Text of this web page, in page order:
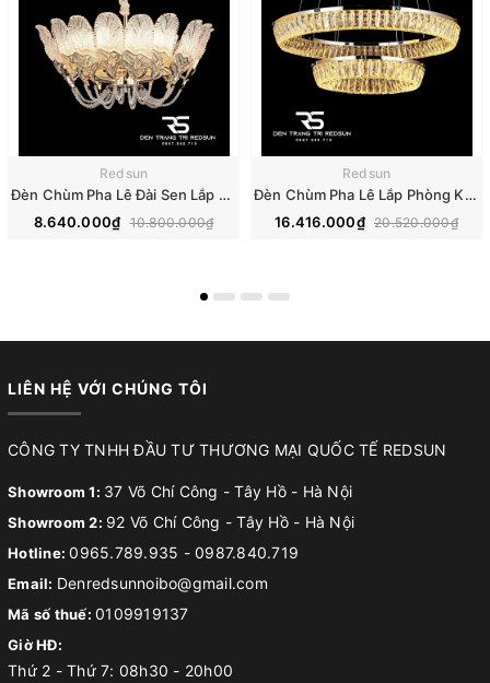
Redsun
Đèn Chùm Pha Lê Đài Sen Lắp Phòng Khách, Phòng Ăn, Khách Sạn, Nhà Hàng Phong Cách Bắc Âu Hiện Đại DCP-018
8.640.000₫ 10.800.000₫
Redsun
Đèn Chùm Pha Lê Lắp Phòng Khách, Phòng Ăn, Khách Sạn, Nhà Hàng Phong Cách Bắc Âu Hiện Đại DCP-019
16.416.000₫ 20.520.000₫
LIÊN HỆ VỚI CHÚNG TÔI
CÔNG TY TNHH ĐẦU TƯ THƯƠNG MẠI QUỐC TẾ REDSUN
Showroom 1: 37 Võ Chí Công - Tây Hồ - Hà Nội
Showroom 2: 92 Võ Chí Công - Tây Hồ - Hà Nội
Hotline:0965.789.935 - 0987.840.719
Email: Denredsunnoibo@gmail.com
Mã số thuế: 0109919137
Giờ HĐ:
Thứ 2 - Thứ 7: 08h30 - 20h00